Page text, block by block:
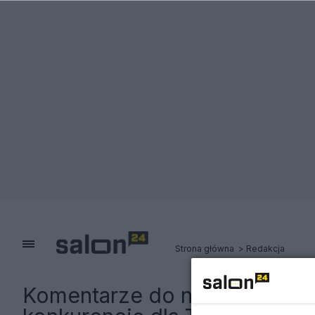
Strona główna Redakcja
Komentarze do notki: